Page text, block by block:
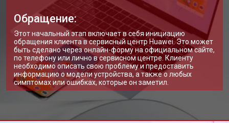
Обращение:
Этот начальный этап включает в себя инициацию
обращения клиента в сервисный центр Huawei. Это может
быть сделано через онлайн-форму на официальном сайте,
по телефону или лично в сервисном центре. Клиенту
необходимо описать свою проблему и предоставить
информацию о модели устройства, а также о любых
симптомах или ошибках, которые он заметил.